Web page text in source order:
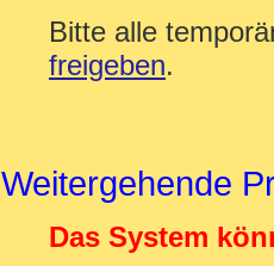
Bitte alle
freigeben.
Weitergehende
Das System